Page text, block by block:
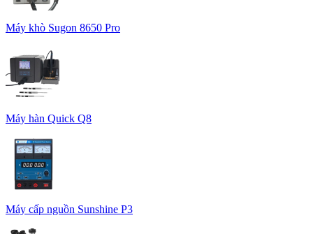
Máy khò Sugon 8650 Pro
Máy hàn Quick Q8
Máy cấp nguồn Sunshine P3